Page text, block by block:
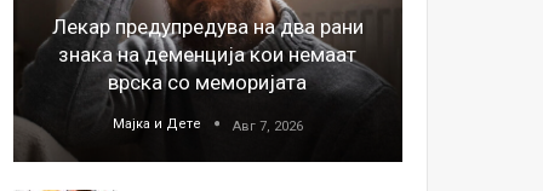
Лекар предупредува на два рани
знака на деменција кои немаат
врска со меморијата
Мајка и Дете Авг 7, 2026